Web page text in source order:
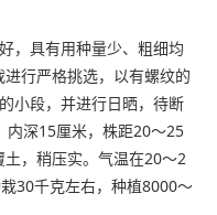
，具有用种量少、粗细均
行严格挑选，以有螺纹的
小段，并进行日晒，待断
内深15厘米，株距20～25
，稍压实。气温在20～2
30千克左右，种植8000～